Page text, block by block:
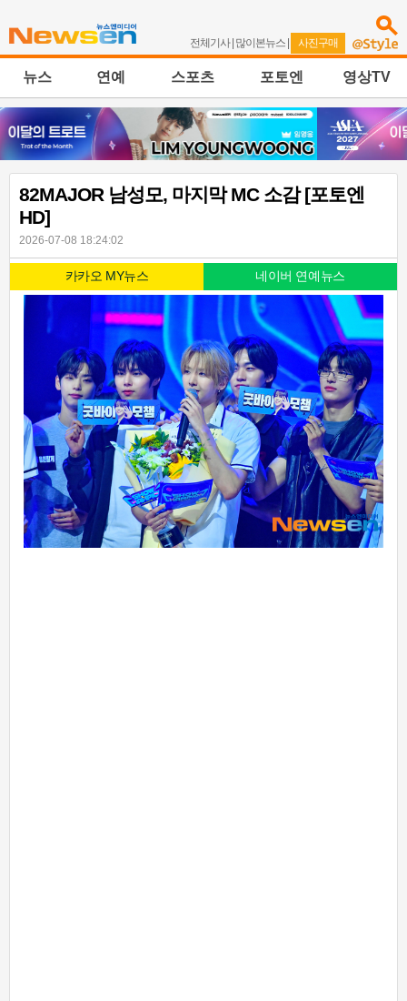
전체기사| 많이본뉴스 | 사진구매
뉴스 연예 스포츠 포토엔 영상TV
82MAJOR 남성모, 마지막 MC 소감 [포토엔
HD]
2026-07-08 18:24:02
카카오 MY뉴스 네이버 연예뉴스